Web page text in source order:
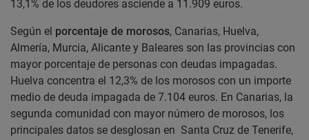
13,1% de los deudores asciende a 11.909 euros.
Según el porcentaje de morosos, Canarias, Huelva,
Almería, Murcia, Alicante y Baleares son las provincias con
mayor porcentaje de personas con deudas impagadas.
Huelva concentra el 12,3% de los morosos con un importe
medio de deuda impagada de 7.104 euros. En Canarias, la
segunda comunidad con mayor número de morosos, los
principales datos se desglosan en Santa Cruz de Tenerife,